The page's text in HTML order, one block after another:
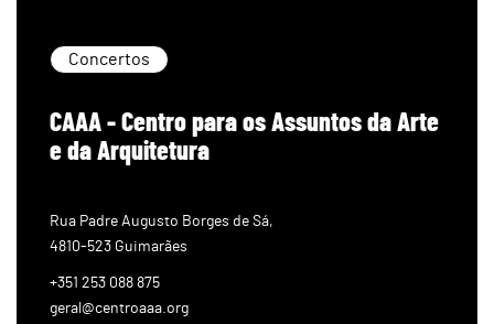
Concertos
CAAA - Centro para os Assuntos da Arte
e da Arquitetura
Rua Padre Augusto Borges de Sá,
4810-523 Guimarães
+351 253 088 875
geral@centroaaa.org